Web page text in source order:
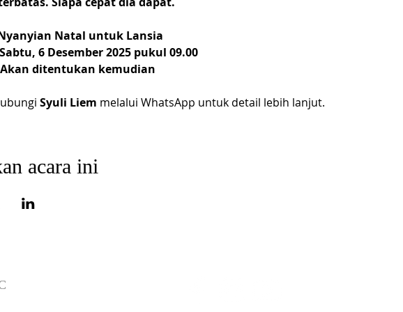
Natal untuk Lansia
6 Desember 2025 pukul 09.00
Akan ditentukan kemudian
Syuli Liem melalui WhatsApp untuk detail lebih lanjut.
acara ini